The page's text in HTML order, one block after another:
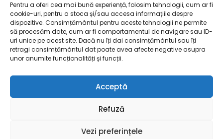
Pentru a oferi cea mai bună experiență, folosim tehnologii, cum ar fi
cookie-uri, pentru a stoca și/sau accesa informațiile despre
dispozitive. Consimțământul pentru aceste tehnologii ne permite
să procesăm date, cum ar fi comportamentul de navigare sau ID-
uri unice pe acest site. Dacă nu îți dai consimțământul sau îți
retragi consimțământul dat poate avea afecte negative asupra
unor anumite funcționalități și funcții.
Acceptă
Refuză
Vezi preferințele
Politica cookie-uri (UE)
Prelucrarea datelor cu caracter personal
Legal